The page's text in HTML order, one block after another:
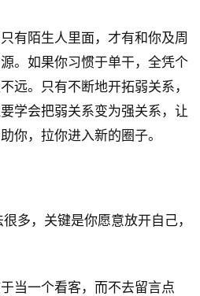
有陌生人里面，才有和你及周
。如果你习惯于单干，全凭个
远。只有不断地开拓弱关系，
学会把弱关系变为强关系，让
你，拉你进入新的圈子。
很多，关键是你愿意放开自己，
当一个看客，而不去留言点